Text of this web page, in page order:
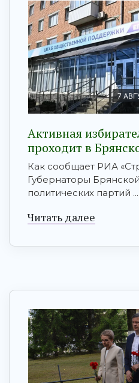
7
Активная
проходит в
Как сообщает РИА
Губернаторы
политических партий ...
Читать далее